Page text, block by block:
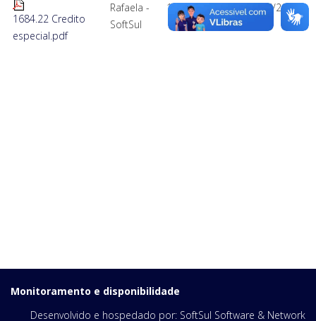
1684.22 Credito
especial.pdf
Rafaela -
SoftSul
163 kB
21/07/2022
Monitoramento e disponibilidade
Desenvolvido e hospedado por: SoftSul Software & Network